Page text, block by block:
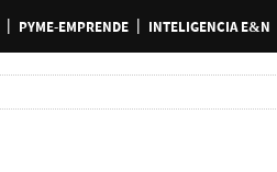
PYME-EMPRENDE INTELIGENCIA E&N